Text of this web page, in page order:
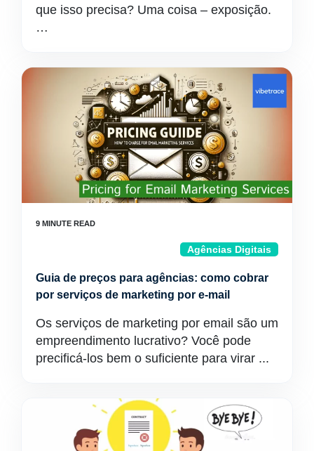
que isso precisa? Uma coisa – exposição.
…
Agências Digitais
Guia de preços para agências: como cobrar
por serviços de marketing por e-mail
Os serviços de marketing por email são um
empreendimento lucrativo? Você pode
precificá-los bem o suficiente para virar ...